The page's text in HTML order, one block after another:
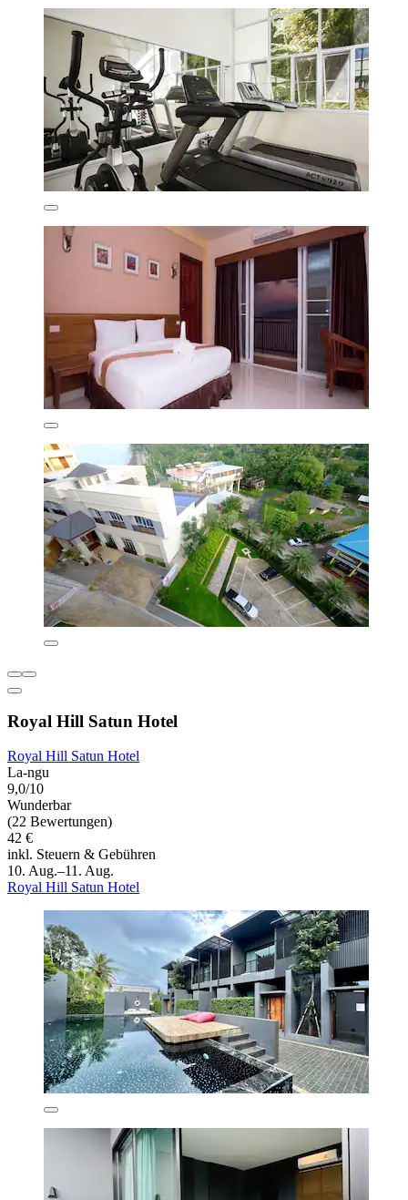
Royal Hill Satun Hotel
Royal Hill Satun Hotel
La-ngu
9,0/10
Wunderbar
(22 Bewertungen)
42 €
inkl. Steuern & Gebühren
10. Aug.–11. Aug.
Royal Hill Satun Hotel